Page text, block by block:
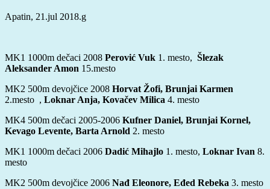
Apatin, 21.jul 2018.g
MK1 1000m dečaci 2008 Perović Vuk 1. mesto, Šlezak
Aleksander Amon 15.mesto
MK2 500m devojčice 2008 Horvat Žofi, Brunjai Karmen
2.mesto , Loknar Anja, Kovačev Milica 4. mesto
MK4 500m dečaci 2005-2006 Kufner Daniel, Brunjai Kornel,
Kevago Levente, Barta Arnold 2. mesto
MK1 1000m dečaci 2006 Dadić Mihajlo 1. mesto, Loknar Ivan 8.
mesto
MK2 500m devojčice 2006 Nađ Eleonore, Eđed Rebeka 3. mesto